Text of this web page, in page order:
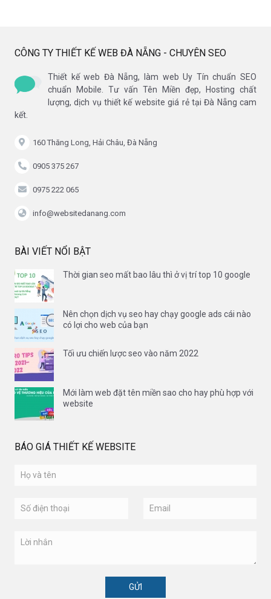
CÔNG TY THIẾT KẾ WEB ĐÀ NẴNG - CHUYÊN SEO
Thiết kế web Đà Nẵng, làm web Uy Tín chuẩn SEO
chuẩn Mobile. Tư vấn Tên Miền đẹp, Hosting chất
lượng, dịch vụ thiết kế website giá rẻ tại Đà Nẵng cam
kết.
160 Thăng Long, Hải Châu, Đà Nẵng
0905 375 267
0975 222 065
info@websitedanang.com
BÀI VIẾT NỔI BẬT
Thời gian seo mất bao lâu thì ở vị trí top 10 google
Nên chọn dịch vụ seo hay chạy google ads cái nào
có lợi cho web của bạn
Tối ưu chiến lược seo vào năm 2022
Mới làm web đặt tên miền sao cho hay phù hợp với
website
BÁO GIÁ THIẾT KẾ WEBSITE